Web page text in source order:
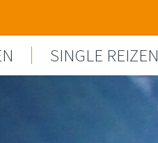
SINGLE REIZEN